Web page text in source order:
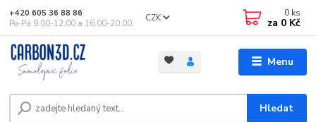
Menu
CZK
Hledat
+420 605 36 88 86
Po-Pá 9.00-12.00 a 16.00-20.00
0 ks
za 0 Kč